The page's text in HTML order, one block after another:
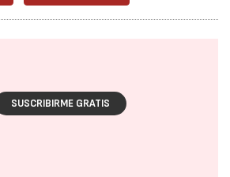
SUSCRIBIRME GRATIS